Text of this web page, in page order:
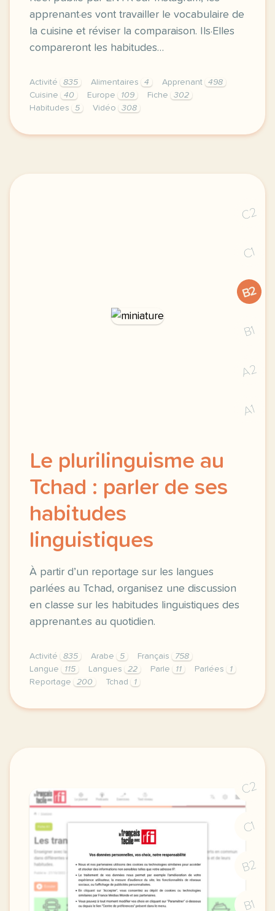
apprenant·es vont travailler le vocabulaire de
la cuisine et réviser la comparaison. Ils·Elles
compareront les habitudes…
Activité 835 Alimentaires 4 Apprenant
498
Cuisine
40 Europe 109 Fiche
302
Habitudes
5 Vidéo 308
fiche a1 qui cuisine en europe parler de ses
C2
C1
B2
B1
A2
A1
Le plurilinguisme au
Tchad : parler de ses
habitudes
linguistiques
À partir d’un reportage sur les langues
parlées au Tchad, organisez une discussion
en classe sur les habitudes linguistiques des
apprenant.es au quotidien.
Activité 835 Arabe 5 Français
758
Langue
115 Langues 22 Parle 11 Parlées
1
Reportage
200 Tchad 1
fiche b2 le plurilinguisme au tchad parler de ses
C2
C1
B2
B1